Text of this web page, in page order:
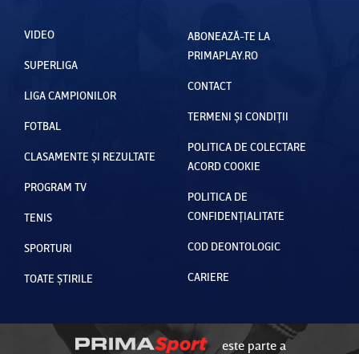
VIDEO
SUPERLIGA
LIGA CAMPIONILOR
FOTBAL
CLASAMENTE ȘI REZULTATE
PROGRAM TV
TENIS
SPORTURI
TOATE ȘTIRILE
ABONEAZĂ-TE LA
PRIMAPLAY.RO
CONTACT
TERMENI ȘI CONDIȚII
POLITICA DE COLECTARE
ACORD COOKIE
POLITICA DE
CONFIDENȚIALITATE
COD DEONTOLOGIC
CARIERE
este parte a